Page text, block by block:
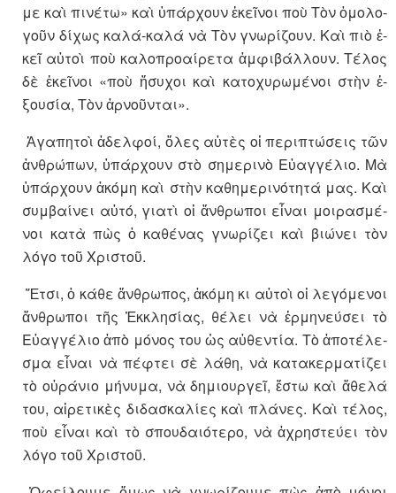
με καὶ πι­νέτω» καὶ ὑ­πάρ­χουν ἐ­κεῖ­νοι ποὺ Τὸν ὁ­μο­λο­
γοῦν δί­χως καλά-καλά νὰ Τὸν γνω­ρί­ζουν. Καὶ πιὸ ἐ­
κεῖ αὐ­τοὶ ποὺ κα­λο­προ­αί­ρετα ἀμ­φι­βάλ­λουν. Τέ­λος
δὲ ἐ­κεῖ­νοι «ποὺ ἥ­συ­χοι καὶ κα­το­χυ­ρω­μέ­νοι στὴν ἐ­
ξου­σία, Τὸν ἀρ­νοῦν­ται».
Ἀ­γα­πη­τοὶ ἀ­δελ­φοί, ὅ­λες αὐ­τὲς οἱ πε­ρι­πτώ­σεις τῶν
ἀν­θρώ­πων, ὑ­πάρ­χουν στὸ ση­με­ρινὸ Εὐ­αγ­γέ­λιο. Μὰ
ὑ­πάρ­χουν ἀ­κόμη καὶ στὴν κα­θη­με­ρι­νό­τητά μας. Καὶ
συμ­βαί­νει αὐτό, γι­ατὶ οἱ ἄν­θρω­ποι εἶ­ναι μοι­ρα­σμέ­
νοι κατὰ πὼς ὁ κα­θέ­νας γνω­ρί­ζει καὶ βι­ώ­νει τὸν
λόγο τοῦ Χρι­στοῦ.
Ἔτσι, ὁ κάθε ἄν­θρω­πος, ἀ­κόμη κι αὐ­τοὶ οἱ λε­γό­με­νοι
ἄν­θρω­ποι τῆς Ἐκ­κλη­σίας, θέ­λει νὰ ἑρ­μη­νεύ­σει τὸ
Εὐ­αγ­γέ­λιο ἀπὸ μό­νος του ὡς αὐ­θεν­τία. Τὸ ἀ­πο­τέ­λε­
σμα εἶ­ναι νὰ πέ­φτει σὲ λάθη, νὰ κα­τα­κερ­μα­τί­ζει
τὸ οὐ­ρά­νιο μήνυμα, νὰ δη­μι­ουρ­γεῖ, ἔ­στω καὶ ἄ­θελά
του, αἱ­ρε­τι­κὲς δι­δα­σκα­λίες καὶ πλάνες. Καὶ τέ­λος,
ποὺ εἶ­ναι καὶ τὸ σπου­δαι­ό­τερο, νὰ ἀ­χρη­στεύει τὸν
λόγο τοῦ Χρι­στοῦ.